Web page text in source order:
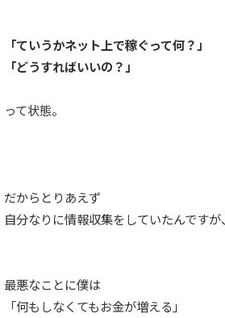
「ていうかネット上で稼ぐって何？」
「どうすればいいの？」
って状態。
だからとりあえず
自分なりに情報収集をしていたんですが、
最悪なことに僕は
「何もしなくてもお金が増える」